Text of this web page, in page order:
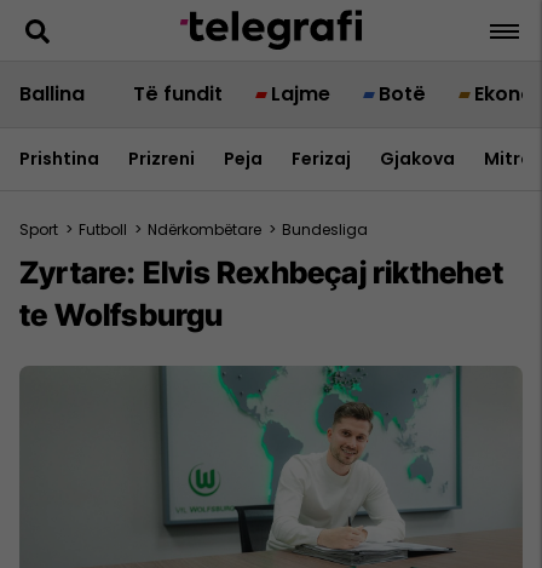
Ballina Të fundit Lajme Botë
Prishtina Prizreni Peja Ferizaj Gjakova
Sport > Futboll > Ndërkombëtare > Bundesliga
Zyrtare: Elvis Rexhbeçaj rikthehet
te Wolfsburgu